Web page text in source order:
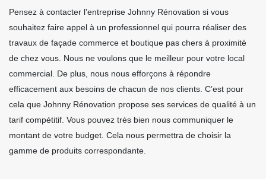
Pensez à contacter l’entreprise Johnny Rénovation si vous
souhaitez faire appel à un professionnel qui pourra réaliser des
travaux de façade commerce et boutique pas chers à proximité
de chez vous. Nous ne voulons que le meilleur pour votre local
commercial. De plus, nous nous efforçons à répondre
efficacement aux besoins de chacun de nos clients. C’est pour
cela que Johnny Rénovation propose ses services de qualité à un
tarif compétitif. Vous pouvez très bien nous communiquer le
montant de votre budget. Cela nous permettra de choisir la
gamme de produits correspondante.